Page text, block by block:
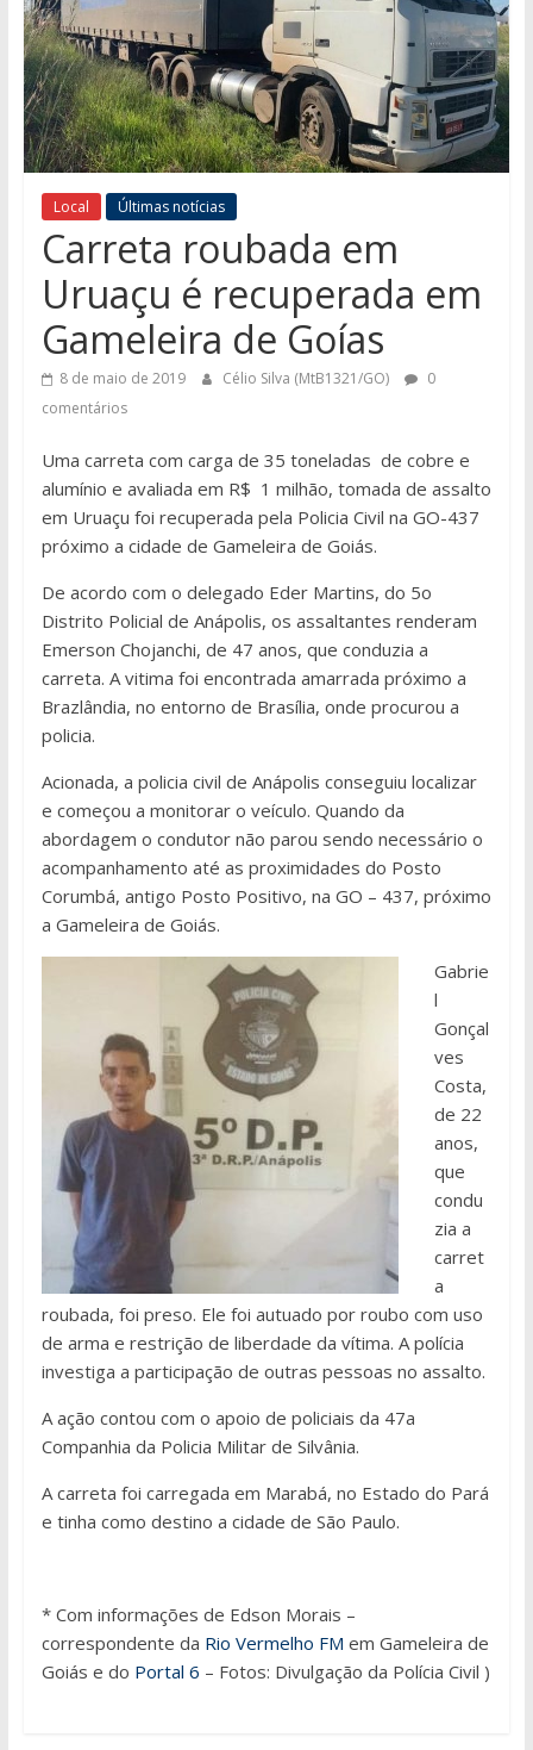
Local Últimas notícias
Carreta roubada em
Uruaçu é recuperada em
Gameleira de Goías
8 de maio de 2019 Célio Silva (MtB1321/GO)
0
comentários
Uma carreta com carga de 35 toneladas de cobre e
alumínio e avaliada em R$ 1 milhão, tomada de assalto
em Uruaçu foi recuperada pela Policia Civil na GO-437
próximo a cidade de Gameleira de Goiás.
De acordo com o delegado Eder Martins, do 5o
Distrito Policial de Anápolis, os assaltantes renderam
Emerson Chojanchi, de 47 anos, que conduzia a
carreta. A vitima foi encontrada amarrada próximo a
Brazlândia, no entorno de Brasília, onde procurou a
policia.
Acionada, a policia civil de Anápolis conseguiu localizar
e começou a monitorar o veículo. Quando da
abordagem o condutor não parou sendo necessário o
acompanhamento até as proximidades do Posto
Corumbá, antigo Posto Positivo, na GO – 437, próximo
a Gameleira de Goiás.
Gabrie
l
Gonçal
ves
Costa,
de 22
anos,
que
condu
zia a
carret
a
roubada, foi preso. Ele foi autuado por roubo com uso
de arma e restrição de liberdade da vítima. A polícia
investiga a participação de outras pessoas no assalto.
A ação contou com o apoio de policiais da 47a
Companhia da Policia Militar de Silvânia.
A carreta foi carregada em Marabá, no Estado do Pará
e tinha como destino a cidade de São Paulo.
* Com informações de Edson Morais –
correspondente da Rio Vermelho FM em Gameleira de
Goiás e do Portal 6 – Fotos: Divulgação da Polícia Civil )